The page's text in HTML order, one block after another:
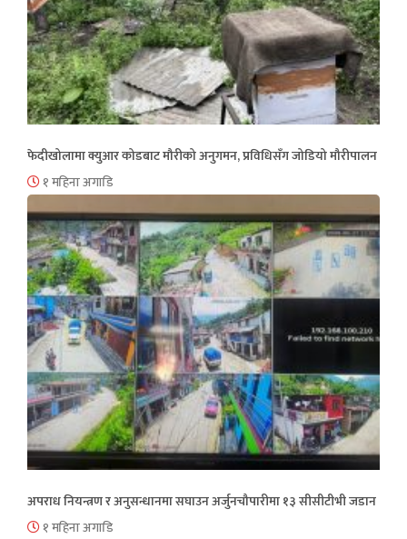
फेदीखोलामा क्युआर कोडबाट मौरीको अनुगमन, प्रविधिसँग जोडियो मौरीपालन
१ महिना अगाडि
अपराध नियन्त्रण र अनुसन्धानमा सघाउन अर्जुनचौपारीमा १३ सीसीटीभी जडान
१ महिना अगाडि